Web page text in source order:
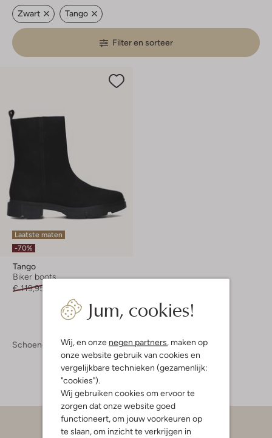
Jum, cookies!
Wij, en onze negen partners, maken op
onze website gebruik van cookies en
vergelijkbare technieken (gezamenlijk:
"cookies").
Wij gebruiken cookies om ervoor te
zorgen dat onze website goed
functioneert, om jouw voorkeuren op
te slaan, om inzicht te verkrijgen in
Zwart Tango
Filter en sorteer
Laatste maten
-70%
Tango
Biker boots
€ 119,95
Schoenen Boots Boots Dames